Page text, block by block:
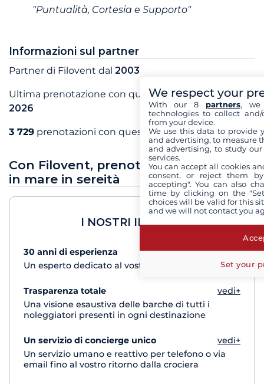
"Puntualità, Cortesia e Supporto"
Informazioni sul partner
Partner di Filovent dal 2003
Ultima prenotazione con questo partner aagosto
2026
3 729 prenotazioni con questo partner
Con Filovent, prenota le tue vacanze
in mare in sereità
I NOSTRI IMPEGNI
30 anni di esperienza
vedi+
Un esperto dedicato al vostro progetto di crociera
Trasparenza totale
vedi+
Una visione esaustiva delle barche di tutti i
noleggiatori presenti in ogni destinazione
Un servizio di concierge unico
vedi+
Un servizio umano e reattivo per telefono o via
email fino al vostro ritorno dalla crociera
We respect your
With our 8 partners, we
technologies to collect
from your device.
We use this data to provide
and advertising, to measure
and advertising, to study
services.
You can accept all cookies
consent, or reject them
accepting". You can also
time by clicking on the
choices will be valid for this
and we will not contact you
Set your